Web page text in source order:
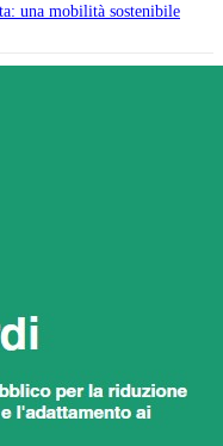
una mobilità sostenibile